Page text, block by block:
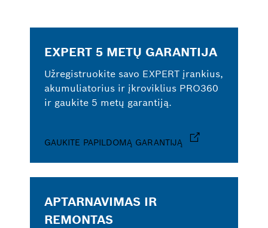
EXPERT 5 METŲ GARANTIJA
Užregistruokite savo EXPERT įrankius,
akumuliatorius ir įkroviklius PRO360
ir gaukite 5 metų garantiją.
GAUKITE PAPILDOMĄ GARANTIJĄ
APTARNAVIMAS IR
REMONTAS